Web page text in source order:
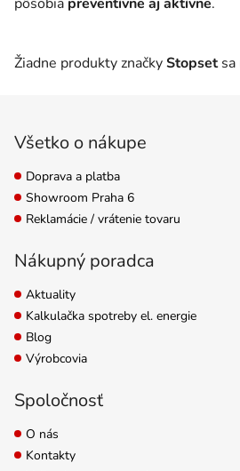
Žiadne produkty značkyStopsetsa
Všetko o nákupe
Doprava a platba
Showroom Praha 6
Reklamácie / vrátenie tovaru
Nákupný poradca
Aktuality
Kalkulačka spotreby el. energie
Blog
Výrobcovia
Spoločnosť
O nás
Kontakty